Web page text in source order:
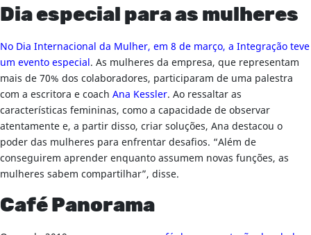
Dia especial para as mulheres
No Dia Internacional da Mulher, em 8 de março, a Integração teve
um evento especial. As mulheres da empresa, que representam
mais de 70% dos colaboradores, participaram de uma palestra
com a escritora e coach Ana Kessler. Ao ressaltar as
características femininas, como a capacidade de observar
atentamente e, a partir disso, criar soluções, Ana destacou o
poder das mulheres para enfrentar desafios. “Além de
conseguirem aprender enquanto assumem novas funções, as
mulheres sabem compartilhar”, disse.
Café Panorama